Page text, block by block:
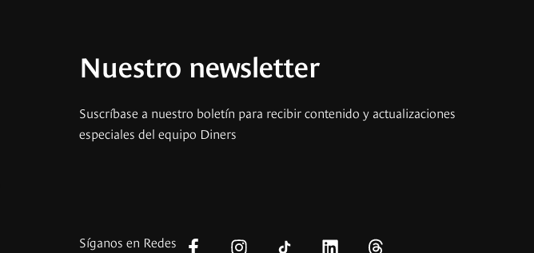
Nuestro newsletter
Suscríbase a nuestro boletín para recibir contenido y actualizaciones
especiales del equipo Diners
Síganos en Redes